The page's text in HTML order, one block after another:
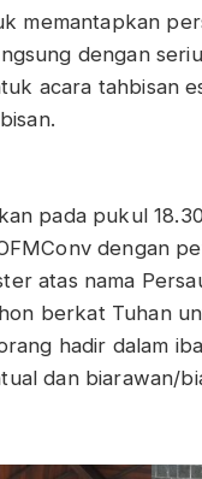
memantapkan
dengan
acara tahbisan
pada pukul
dengan
atas nama
berkat Tuhan
hadir dalam
dan biarawan/